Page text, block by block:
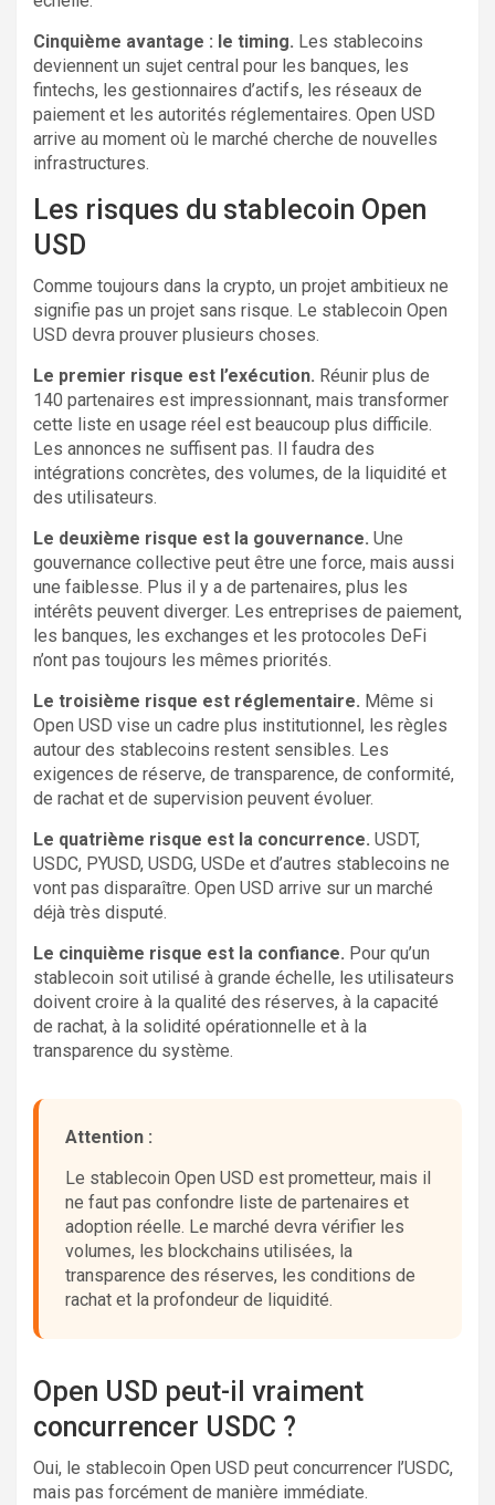
Cinquième avantage : le timing. Les stablecoins
deviennent un sujet central pour les banques, les
fintechs, les gestionnaires d’actifs, les réseaux de
paiement et les autorités réglementaires. Open USD
arrive au moment où le marché cherche de nouvelles
infrastructures.
Les risques du stablecoin Open
USD
Comme toujours dans la crypto, un projet ambitieux ne
signifie pas un projet sans risque. Le stablecoin Open
USD devra prouver plusieurs choses.
Le premier risque est l’exécution. Réunir plus de
140 partenaires est impressionnant, mais transformer
cette liste en usage réel est beaucoup plus difficile.
Les annonces ne suffisent pas. Il faudra des
intégrations concrètes, des volumes, de la liquidité et
des utilisateurs.
Le deuxième risque est la gouvernance. Une
gouvernance collective peut être une force, mais aussi
une faiblesse. Plus il y a de partenaires, plus les
intérêts peuvent diverger. Les entreprises de paiement,
les banques, les exchanges et les protocoles DeFi
n’ont pas toujours les mêmes priorités.
Le troisième risque est réglementaire. Même si
Open USD vise un cadre plus institutionnel, les règles
autour des stablecoins restent sensibles. Les
exigences de réserve, de transparence, de conformité,
de rachat et de supervision peuvent évoluer.
Le quatrième risque est la concurrence. USDT,
USDC, PYUSD, USDG, USDe et d’autres stablecoins ne
vont pas disparaître. Open USD arrive sur un marché
déjà très disputé.
Le cinquième risque est la confiance. Pour qu’un
stablecoin soit utilisé à grande échelle, les utilisateurs
doivent croire à la qualité des réserves, à la capacité
de rachat, à la solidité opérationnelle et à la
transparence du système.
Attention :
Le stablecoin Open USD est prometteur, mais il
ne faut pas confondre liste de partenaires et
adoption réelle. Le marché devra vérifier les
volumes, les blockchains utilisées, la
transparence des réserves, les conditions de
rachat et la profondeur de liquidité.
Open USD peut-il vraiment
concurrencer USDC ?
Oui, le stablecoin Open USD peut concurrencer l’USDC,
mais pas forcément de manière immédiate.